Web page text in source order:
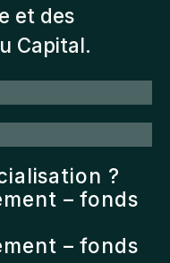
et des
Capital.
?
– fonds
– fonds